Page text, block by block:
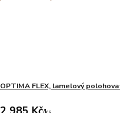
OPTIMA FLEX, lamelový